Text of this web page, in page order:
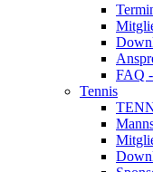
FAQ
Tennis